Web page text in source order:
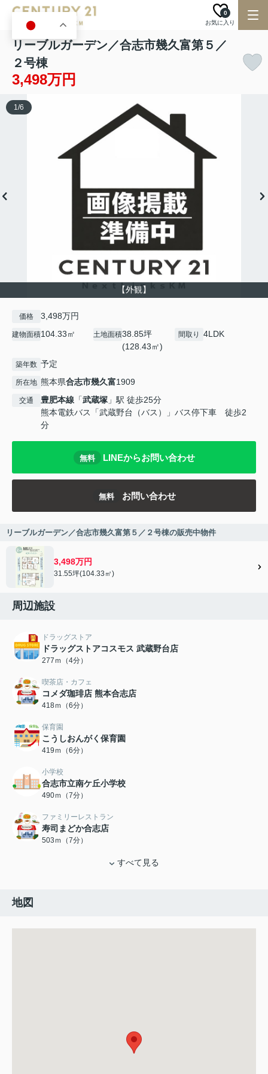
お気に入り
0
リーブルガーデン／合志市幾久富第５／
２号棟
3,498万円
【外観】
1/6
価格 3,498万円
建物面積104.33㎡ 土地面積38.85坪
(128.43㎡)
間取り 4LDK
築年数 予定
所在地 熊本県合志市幾久富1909
交通 豊肥本線 「武蔵塚 」駅 徒歩25分
熊本電鉄バス「武蔵野台（バス）」バス停下車 徒歩2
分
無料 LINEからお問い合わせ
無料 お問い合わせ
リーブルガーデン／合志市幾久富第５／２号棟の販売中物件
3,498万円
31.55坪(104.33㎡)
周辺施設
ドラッグストア
ドラッグストアコスモス 武蔵野台店
277ｍ（4分）
喫茶店・カフェ
コメダ珈琲店 熊本合志店
418ｍ（6分）
保育園
こうしおんがく保育園
419ｍ（6分）
小学校
合志市立南ケ丘小学校
490ｍ（7分）
ファミリーレストラン
寿司まどか合志店
503ｍ（7分）
すべて見る
地図